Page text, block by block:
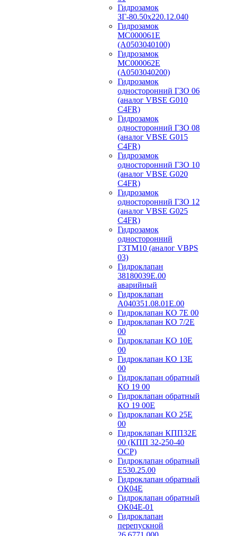
Гидрозамок
ЗГ-80.50х220.12.040
Гидрозамок
МС000061Е
(А0503040100)
Гидрозамок
МС000062Е
(А0503040200)
Гидрозамок
односторонний ГЗО 06
(аналог VBSE G010
C4FR)
Гидрозамок
односторонний ГЗО 08
(аналог VBSE G015
C4FR)
Гидрозамок
односторонний ГЗО 10
(аналог VBSE G020
C4FR)
Гидрозамок
односторонний ГЗО 12
(аналог VBSE G025
C4FR)
Гидрозамок
односторонний
ГЗТМ10 (аналог VBPS
03)
Гидроклапан
38180039Е.00
аварийный
Гидроклапан
А040351.08.01Е.00
Гидроклапан КО 7Е 00
Гидроклапан КО 7/2Е
00
Гидроклапан КО 10Е
00
Гидроклапан КО 13Е
00
Гидроклапан обратный
КО 19 00
Гидроклапан обратный
КО 19 00Е
Гидроклапан КО 25Е
00
Гидроклапан КПП32Е
00 (КПП 32-250-40
ОСР)
Гидроклапан обратный
Е530.25.00
Гидроклапан обратный
ОК04Е
Гидроклапан обратный
ОК04Е-01
Гидроклапан
перепускной